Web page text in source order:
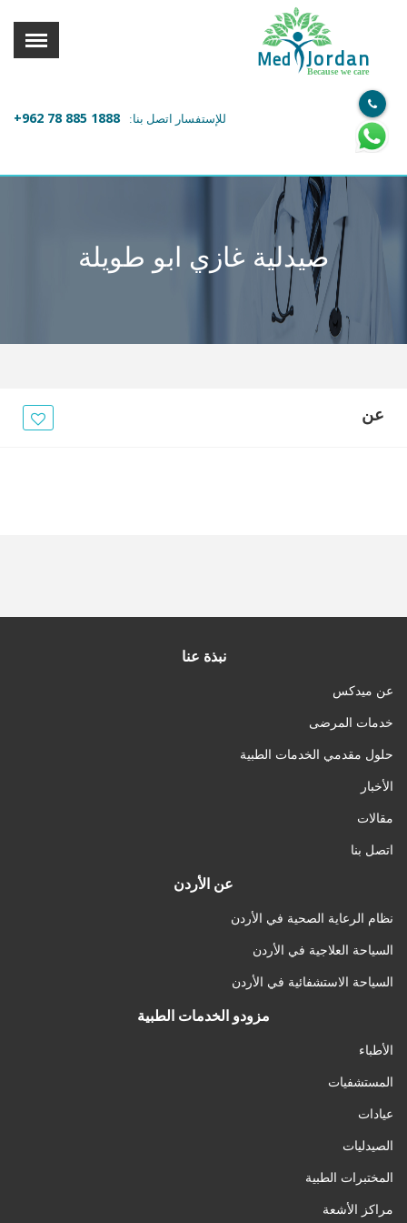
X
معلومات المستخدم
الرئيسة
Med Jordan
Because we care
للإستفسار اتصل بنا: +962 78 885 1888
صيدلية غازي ابو طويلة
عن
نبذة عنا
عن ميدكس
خدمات المرضى
حلول مقدمي الخدمات الطبية
الأخبار
مقالات
اتصل بنا
عن الأردن
نظام الرعاية الصحية في الأردن
السياحة العلاجية في الأردن
السياحة الاستشفائية في الأردن
مزودو الخدمات الطبية
الأطباء
المستشفيات
عيادات
الصيدليات
المختبرات الطبية
مراكز الأشعة